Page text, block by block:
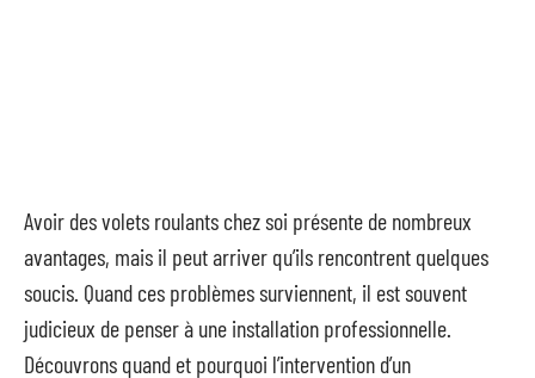
Avoir des volets roulants chez soi présente de nombreux
avantages, mais il peut arriver qu’ils rencontrent quelques
soucis. Quand ces problèmes surviennent, il est souvent
judicieux de penser à une installation professionnelle.
Découvrons quand et pourquoi l’intervention d’un